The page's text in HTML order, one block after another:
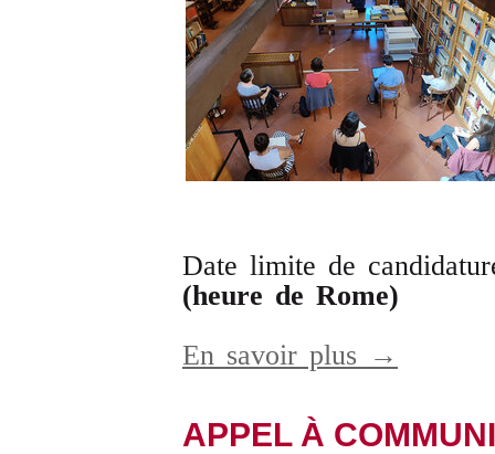
Date limite de
(heure de Rome)
En savoir plus →
APPEL À